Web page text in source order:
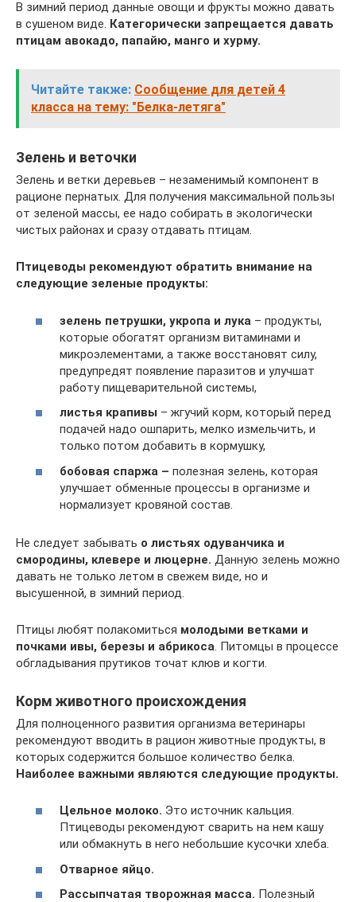
В зимний период данные овощи и фрукты можно давать
в сушеном виде. Категорически запрещается давать
птицам авокадо, папайю, манго и хурму.
Читайте также: Сообщение для детей 4
класса на тему: "Белка-летяга"
Зелень и веточки
Зелень и ветки деревьев – незаменимый компонент в
рационе пернатых. Для получения максимальной пользы
от зеленой массы, ее надо собирать в экологически
чистых районах и сразу отдавать птицам.
Птицеводы рекомендуют обратить внимание на
следующие зеленые продукты:
зелень петрушки, укропа и лука – продукты,
которые обогатят организм витаминами и
микроэлементами, а также восстановят силу,
предупредят появление паразитов и улучшат
работу пищеварительной системы,
листья крапивы – жгучий корм, который перед
подачей надо ошпарить, мелко измельчить, и
только потом добавить в кормушку,
бобовая спаржа – полезная зелень, которая
улучшает обменные процессы в организме и
нормализует кровяной состав.
Не следует забывать о листьях одуванчика и
смородины, клевере и люцерне. Данную зелень можно
давать не только летом в свежем виде, но и
высушенной, в зимний период.
Птицы любят полакомиться молодыми ветками и
почками ивы, березы и абрикоса . Питомцы в процессе
обгладывания прутиков точат клюв и когти.
Корм животного происхождения
Для полноценного развития организма ветеринары
рекомендуют вводить в рацион животные продукты, в
которых содержится большое количество белка.
Наиболее важными являются следующие продукты.
Цельное молоко. Это источник кальция.
Птицеводы рекомендуют сварить на нем кашу
или обмакнуть в него небольшие кусочки хлеба.
Отварное яйцо.
Рассыпчатая творожная масса. Полезный